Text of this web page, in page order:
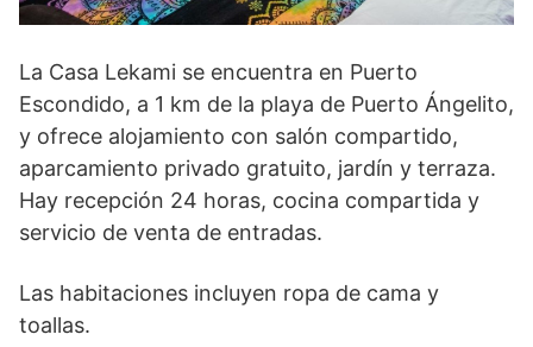
La Casa Lekami se encuentra en Puerto
Escondido, a 1 km de la playa de Puerto Ángelito,
y ofrece alojamiento con salón compartido,
aparcamiento privado gratuito, jardín y terraza.
Hay recepción 24 horas, cocina compartida y
servicio de venta de entradas.
Las habitaciones incluyen ropa de cama y
toallas.